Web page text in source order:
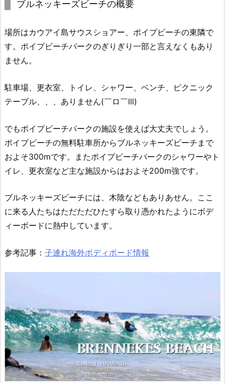
ブルネッキーズビーチの概要
場所はカウアイ島サウスショアー、ポイプビーチの東隣で
す。ポイプビーチパークのぎりぎり一部と言えなくもあり
ません。
駐車場、更衣室、トイレ、シャワー、ベンチ、ピクニック
テーブル、、、ありません(￣ロ￣lll)
でもポイプビーチパークの施設を使えば大丈夫でしょう。
ポイプビーチの無料駐車所からブルネッキーズビーチまで
およそ300mです。またポイプビーチパークのシャワーやト
イレ、更衣室など主な施設からはおよそ200m強です。
ブルネッキーズビーチには、木陰などもありあせん。ここ
に来る人たちはただただひたすら取り憑かれたようにボデ
ィーボードに熱中しています。
参考記事： 子連れ海外ボディボード情報